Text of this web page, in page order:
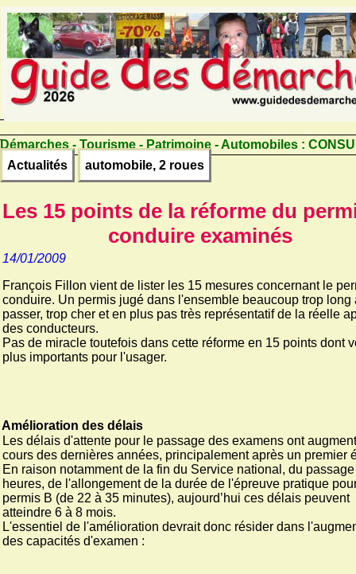
Démarches - Tourisme - Patrimoine - Automobiles :
Actualités
automobile, 2 roues
Les 15 points de la réforme du
conduire examinés
14/01/2009
François Fillon vient de lister les 15 mesures concernant le
conduire. Un permis jugé dans l'ensemble beaucoup trop long
passer, trop cher et en plus pas très représentatif de la réelle
des conducteurs.
Pas de miracle toutefois dans cette réforme en 15 points dont
plus importants pour l'usager.
Amélioration des délais
Les délais d'attente pour le passage des examens ont
cours des dernières années, principalement après un premier
En raison notamment de la fin du Service national, du
heures, de l'allongement de la durée de l'épreuve pratique
permis B (de 22 à 35 minutes), aujourd’hui ces délais peuvent
atteindre 6 à 8 mois.
L'essentiel de l'amélioration devrait donc résider dans
des capacités d'examen :